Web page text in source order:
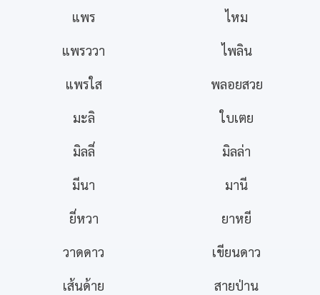
แพร
แพรววา
แพรใส
มะลิ
มิลลี่
มีนา
ยี่หวา
วาดดาว
เส้นด้าย
ไหม
ไพลิน
พลอยสวย
ใบเตย
มิลล่า
มานี
ยาหยี
เขียนดาว
สายป่าน